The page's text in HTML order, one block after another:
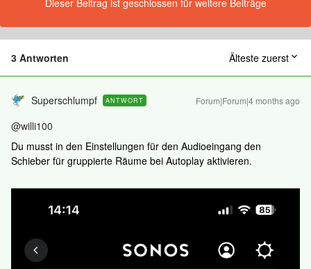
3 Antworten Älteste zuerst
Superschlumpf ANTWORT Forum|Forum|4 months ago
@willi100
Du musst in den Einstellungen für den Audioeingang den
Schieber für gruppierte Räume bei Autoplay aktivieren.